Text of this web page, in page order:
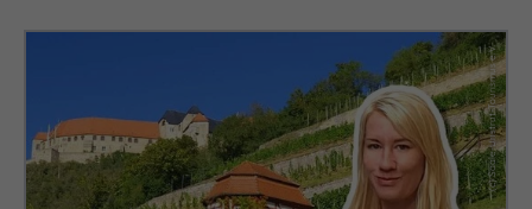
(c) Saale-Unstrut-Tourismus e.V.